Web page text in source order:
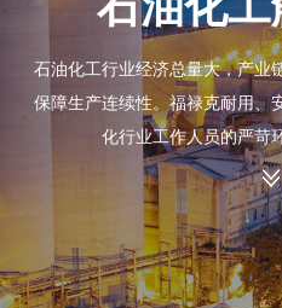
石油化工行业经济总量大，产业
保障生产连续性。福禄克耐用、
化行业工作人员的严苛